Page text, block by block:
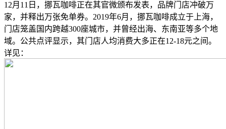
12月11日，挪瓦咖啡正在其官微颁布发表，品牌门店冲破万
家，并释出万张免单券。2019年6月，挪瓦咖啡成立于上海，
门店笼盖国内跨越300座城市，并曾经出海、东南亚等多个地
域。公共点评显示，其门店人均消费大多正在12-18元之间。
详见：